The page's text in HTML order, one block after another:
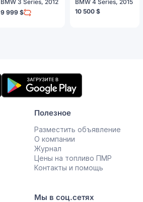
BMW 3 Series, 2012
9 999 $
BMW 4 Series, 2015
10 500 $
Полезное
Разместить объявление
О компании
Журнал
Цены на топливо ПМР
Контакты и помощь
Мы в соц.сетях